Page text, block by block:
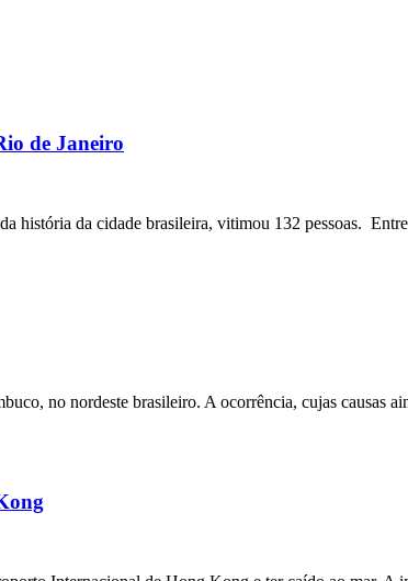
de Janeiro
história da cidade brasileira, vitimou 132 pessoas.
no nordeste brasileiro. A ocorrência, cujas causas